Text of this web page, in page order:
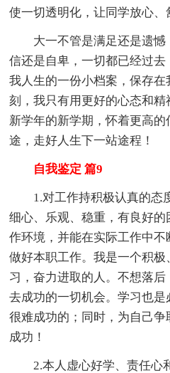
使一切透明化，让同学放心、
大一不管是满足还是遗憾
信还是自卑，一切都已经过
我人生的一份小档案，保存
刻，我只有用更好的心态和
新学年的新学期，怀着更高
途，走好人生下一站途程！
自我鉴定 篇9
1.对工作持积极认真的态度
细心、乐观、稳重，有良好
作环境，并能在实际工作中不
做好本职工作。我是一个积
习，奋力进取的人。不想落
去成功的一切机会。学习也
很难成功的；同时，为自己
成功！
2.本人虚心好学、责任心